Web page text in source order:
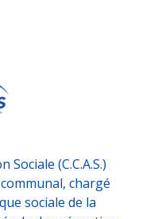
(C.C.A.S.)
chargé
sociale de la